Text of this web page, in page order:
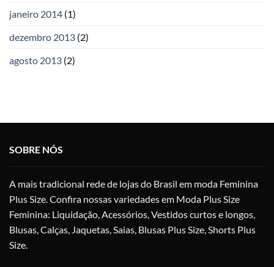
janeiro 2014 (1)
dezembro 2013 (2)
agosto 2013 (2)
SOBRE NÓS
A mais tradicional rede de lojas do Brasil em moda Feminina
Plus Size. Confira nossas variedades em Moda Plus Size
Feminina: Liquidação, Acessórios, Vestidos curtos e longos,
Blusas, Calças, Jaquetas, Saias, Blusas Plus Size, Shorts Plus
Size.